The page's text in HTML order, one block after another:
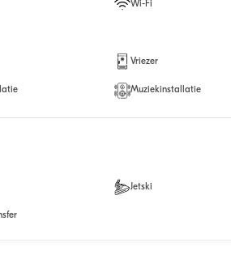
Wi-Fi
Vriezer
Muziekinstallatie
Jetski